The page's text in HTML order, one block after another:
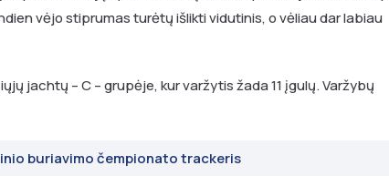
vėjo stiprumas turėtų išlikti vidutinis, o vėliau dar labiau
jachtų – C – grupėje, kur varžytis žada 11 įgulų. Varžybų
buriavimo čempionato trackeris